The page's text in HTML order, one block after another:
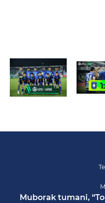
Muborak tumani,